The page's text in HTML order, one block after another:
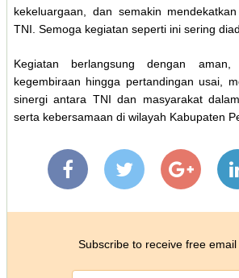
kekeluargaan, dan semakin
TNI. Semoga kegiatan seperti ini sering
Kegiatan berlangsung dengan
kegembiraan hingga pertandingan usai,
sinergi antara TNI dan masyarakat
serta kebersamaan di wilayah Kabupaten
Subscribe to receive free